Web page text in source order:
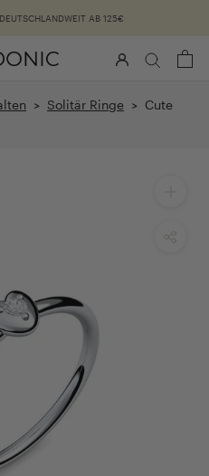
AB 125€
> Solitär Ringe > Cute